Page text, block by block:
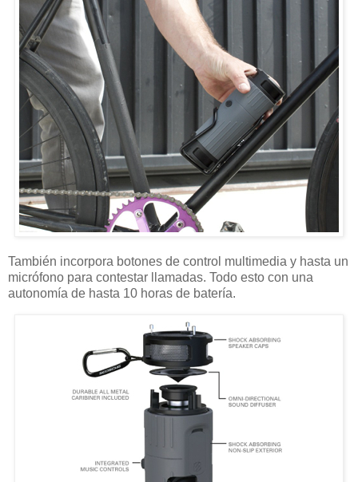
También incorpora botones de control multimedia y hasta un
micrófono para contestar llamadas. Todo esto con una
autonomía de hasta 10 horas de batería.